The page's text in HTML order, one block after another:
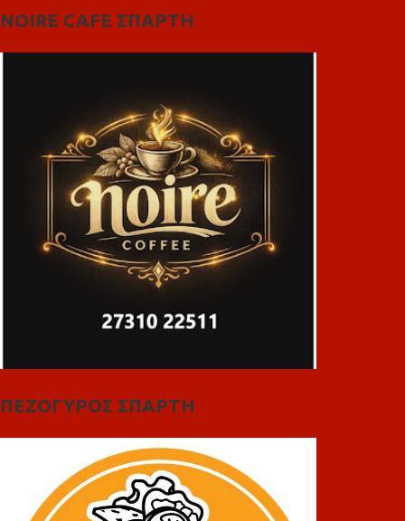
NOIRE CAFE ΣΠΑΡΤΗ
ΠΕΖΟΓΥΡΟΣ ΣΠΑΡΤΗ